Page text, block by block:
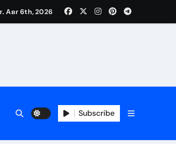
и полу
Авг 6th, 2026
Subscribe